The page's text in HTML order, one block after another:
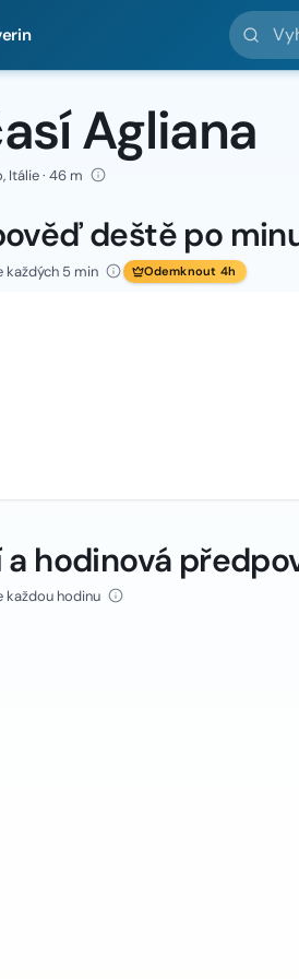
Agliana
Itálie · 46 m
deště po
každých 5 min Odemknout 4h
a hodinová
každou hodinu